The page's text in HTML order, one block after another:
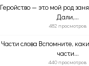
Геройство — это мой род
Дали,...
482 просмотров
Части слова Вспомните,
части...
440 просмотров